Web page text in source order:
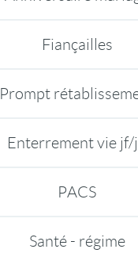
Fiançailles
Prompt
Enterrement vie jf/
PACS
Santé - régime